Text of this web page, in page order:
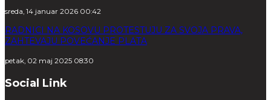
sreda, 14 januar 2026 00:42
RADNICI NA KOSOVU PROTESTUJU ZA SVOJA PRAVA,
ZAHTEVAJU POVEĆANJE PLATA
petak, 02 maj 2025 08:30
Social Link